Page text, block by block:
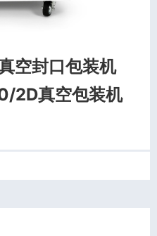
空封口包装机
2D真空包装机